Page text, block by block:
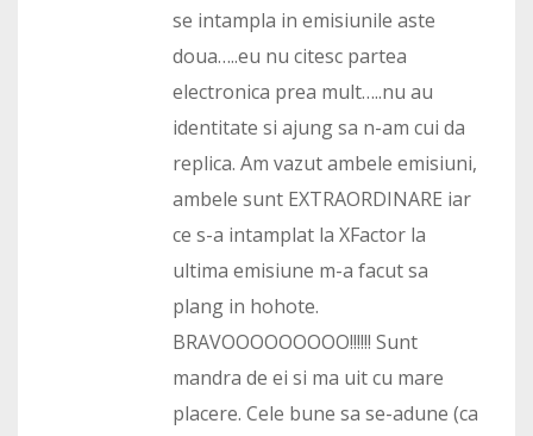
se intampla in emisiunile aste
doua…..eu nu citesc partea
electronica prea mult…..nu au
identitate si ajung sa n-am cui da
replica. Am vazut ambele emisiuni,
ambele sunt EXTRAORDINARE iar
ce s-a intamplat la XFactor la
ultima emisiune m-a facut sa
plang in hohote.
BRAVOOOOOOOOO!!!!!! Sunt
mandra de ei si ma uit cu mare
placere. Cele bune sa se-adune (ca